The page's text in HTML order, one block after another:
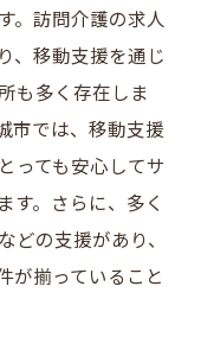
。訪問介護の求人
、移動支援を通じ
も多く存在しま
市では、移動支援
っても安心してサ
す。さらに、多く
どの支援があり、
が揃っていること